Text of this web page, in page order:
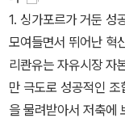
적으로 유지되었다고
유로울 수 없다. 어떤
간의 본성에 어긋나는
이를 비웃으며 폭등하
하듯이 고도 제한과
1. 싱가포르가 거둔 성
모여들면서 뛰어난 혁
리콴유는 자유시장 자
만 극도로 성공적인
을 물려받아서 저축에